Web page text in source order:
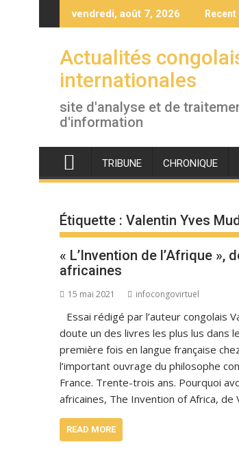
to
vendredi, août 7, 2026
Actualités
internationales
site d'analyse et de
d'information
TRIBUNE CHRONIQUE
Étiquette : Valentin Yves
« L’Invention de l’Afrique
africaines
15 mai 2021 infocongovirtuel
Essai rédigé par l’auteur congolais
doute un des livres les plus lus dans
première fois en langue française
l’important ouvrage du philosophe
France. Trente-trois ans. Pourquoi
africaines, The Invention of Africa, de
READ MORE